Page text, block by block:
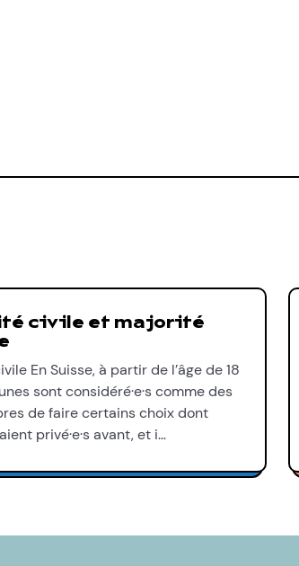
civile et majorité
En Suisse, à partir de l’âge de 18
sont considéré·e·s comme des
de faire certains choix dont
privé·e·s avant, et i…